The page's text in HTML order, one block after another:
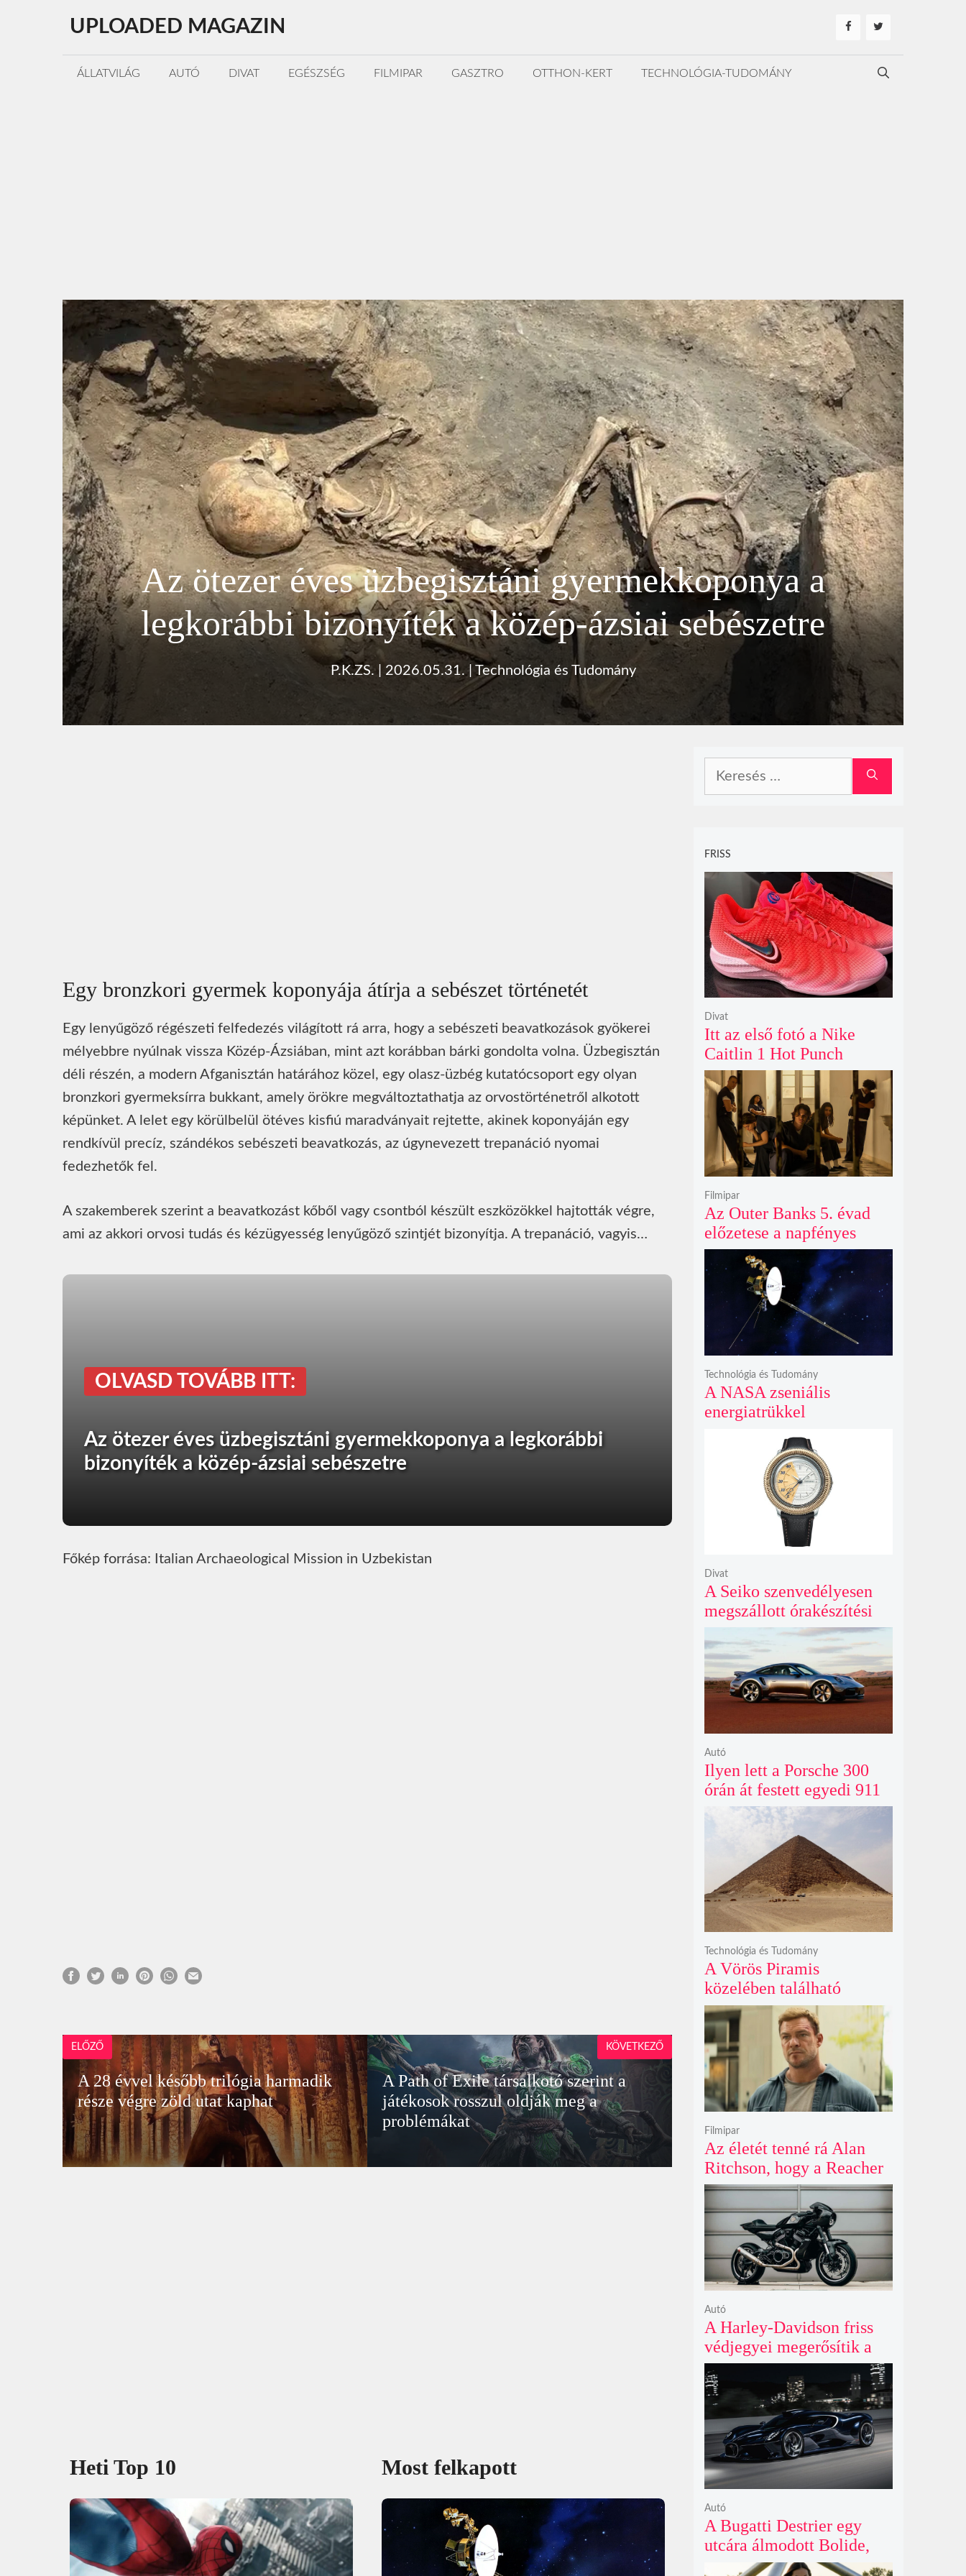
tartalomba
UPLOADED MAGAZIN
ÁLLATVILÁG AUTÓ DIVAT EGÉSZSÉG FILMIPAR GASZTRO OTTHON-KERT TECHNOLÓGIA-TUDOMÁNY
Az ötezer éves üzbegisztáni gyermekkoponya a
legkorábbi bizonyíték a közép-ázsiai sebészetre
P.K.ZS.| 2026.05.31. | Technológia és Tudomány
Egy bronzkori gyermek koponyája átírja a sebészet történetét
Egy lenyűgöző régészeti felfedezés világított rá arra, hogy a sebészeti beavatkozások gyökerei
mélyebbre nyúlnak vissza Közép-Ázsiában, mint azt korábban bárki gondolta volna. Üzbegisztán
déli részén, a modern Afganisztán határához közel, egy olasz-üzbég kutatócsoport egy olyan
bronzkori gyermeksírra bukkant, amely örökre megváltoztathatja az orvostörténetről alkotott
képünket. A lelet egy körülbelül ötéves kisfiú maradványait rejtette, akinek koponyáján egy
rendkívül precíz, szándékos sebészeti beavatkozás, az úgynevezett trepanáció nyomai
fedezhetők fel.
A szakemberek szerint a beavatkozást kőből vagy csontból készült eszközökkel hajtották végre,
ami az akkori orvosi tudás és kézügyesség lenyűgöző szintjét bizonyítja. A trepanáció, vagyis…
OLVASD TOVÁBB ITT:
Az ötezer éves üzbegisztáni gyermekkoponya a legkorábbi
bizonyíték a közép-ázsiai sebészetre
Főkép forrása: Italian Archaeological Mission in Uzbekistan
ELŐZŐ
A 28 évvel később trilógia harmadik
része végre zöld utat kaphat
A Path of Exile társalkotó szerint a
játékosok rosszul oldják meg a
problémákat
KÖVETKEZŐ
Heti Top 10 Most felkapott
FRISS
Itt az első fotó a Nike
Caitlin 1 Hot Punch
cipőjéről brutálisan ütős
színben
Divat
Az Outer Banks 5. évad
előzetese a napfényes
kalandok helyett
kíméletlen
bosszúhadjáratot ígér
Filmipar
A NASA zseniális
energiatrükkel
éves Voyager-2 csillagközi
küldetését
Technológia és Tudomány
A Seiko szenvedélyesen
megszállott órakészítési
kiállítása végre Londonba
érkezik idén nyáron
Divat
Ilyen lett a Porsche 300
órán át festett egyedi 911
Turbo S-e, ami ausztrál
naplementéből született
Autó
A Vörös Piramis
közelében található
rejtélyes vonalak nem
kőszállító rámpák, hanem
egy ókori gátrendszer
részei lehetnek
Technológia és Tudomány
Az életét tenné rá Alan
Ritchson, hogy a Reacher
negyedik évada mindent
felülmúl
Filmipar
A Harley-Davidson friss
védjegyei megerősítik a
lenyűgöző café racer és
flat tracker szériagyártását
Autó
A Bugatti Destrier egy
utcára álmodott Bolide,
ami a pályaautók
Autó